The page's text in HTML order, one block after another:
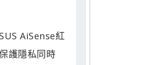
AiSense紅
護隱私同時